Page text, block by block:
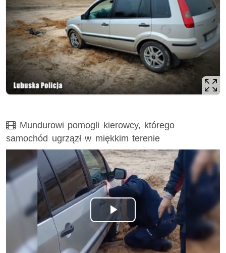
Film
Mundurowi pomogli kierowcy, którego
samochód ugrzązł w miękkim terenie
Odtwórz
wideo